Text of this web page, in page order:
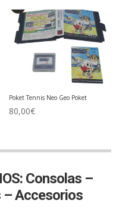
Poket Tennis Neo Geo Poket
80,00€
Consolas –
– Accesorios